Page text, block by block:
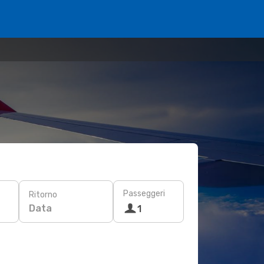
Ritorno
Data
Passeggeri
1